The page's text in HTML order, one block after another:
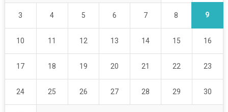
3 4 5 6 7 8 9
10 11 12 13 14 15 16
17 18 19 20 21 22 23
24 25 26 27 28 29 30